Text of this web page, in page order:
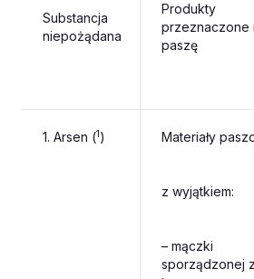
Substancja
niepożądana
Produkty
przeznaczone
paszę
1. Arsen (1) Materiały
z wyjątkiem:
– mączki
sporządzonej z